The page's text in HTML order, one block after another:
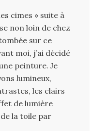
cimes » suite à
non loin de chez
sur ce
moi, j’ai décidé
peinture. Je
lumineux,
les clairs
de lumière
la toile par